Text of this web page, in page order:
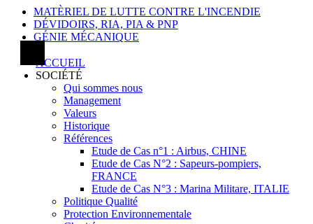
MATÈRIEL DE LUTTE CONTRE L'INCENDIE
DÉVIDOIRS, RIA, PIA & PNP
GÉNIE MÉCANIQUE
ACCUEIL
SOCIÉTÉ
Qui sommes nous
Management
Valeurs
Historique
Références
Etude de Cas n°1 : Airbus, CHINE
Etude de Cas N°2 : Sapeurs-pompiers,
FRANCE
Etude de Cas N°3 : Marina Militare, ITALIE
Politique Qualité
Protection Environnementale